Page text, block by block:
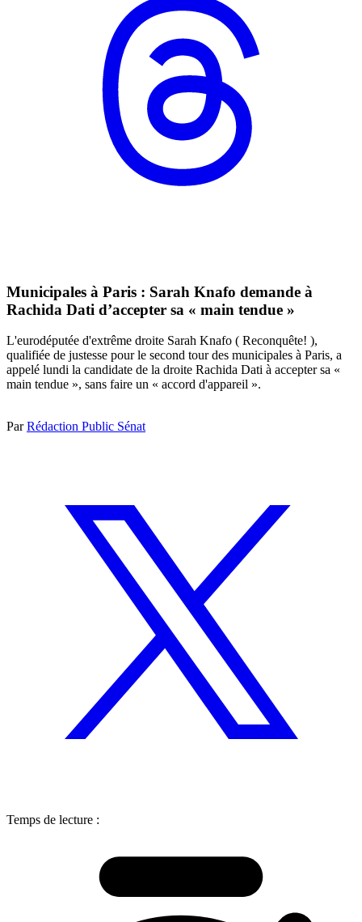
Municipales à Paris : Sarah Knafo demande à
Rachida Dati d’accepter sa « main tendue »
L'eurodéputée d'extrême droite Sarah Knafo ( Reconquête! ),
qualifiée de justesse pour le second tour des municipales à Paris, a
appelé lundi la candidate de la droite Rachida Dati à accepter sa «
main tendue », sans faire un « accord d'appareil ».
ParRédaction Public Sénat
Temps de lecture :